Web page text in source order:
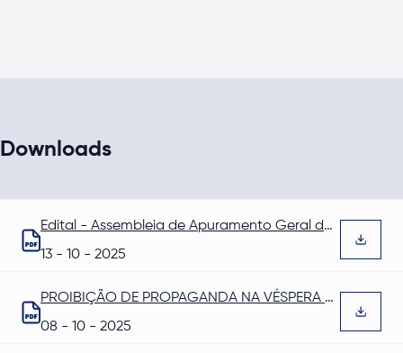
Downloads
Edital - Assembleia de Apuramento Geral de
Barrancos
13 - 10 - 2025
Abre num novo separador
PROIBIÇÃO DE PROPAGANDA NA VÉSPERA E
NO DIA DA ELEIÇÃO
08 - 10 - 2025
Abre num novo separador